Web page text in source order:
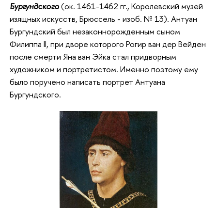
Бургундского(ок. 1461-1462 гг., Королевский музей
изящных искусств, Брюссель - изоб. № 13). Антуан
Бургундский был незаконнорожденным сыном
Филиппа II, при дворе которого Рогир ван дер Вейден
после смерти Яна ван Эйка стал придворным
художником и портретистом. Именно поэтому ему
было поручено написать портрет Антуана
Бургундского.